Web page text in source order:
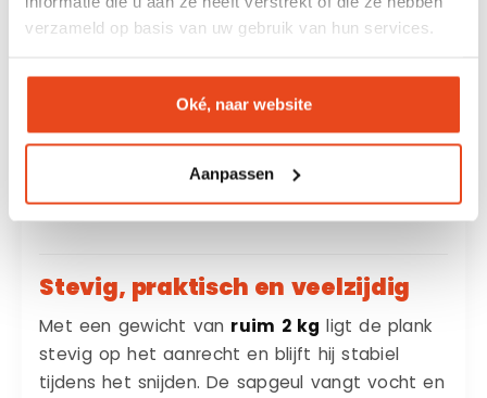
verzameld op basis van uw gebruik van hun services.
Oké, naar website
Aanpassen
staan de houtvezels rechtop. Hierdoor glijdt
het mes tussen de houtvezels in plaats van er
slijtage aan je keukenmessen en zorgt ervoor
hakblokken en premium snijplanken al
jarenlang gemaakt van kopshout.
Stevig, praktisch en veelzijdig
Met een gewicht van ruim 2 kg ligt de plank
stevig op het aanrecht en blijft hij stabiel
tijdens het snijden. De sapgeul vangt vocht en